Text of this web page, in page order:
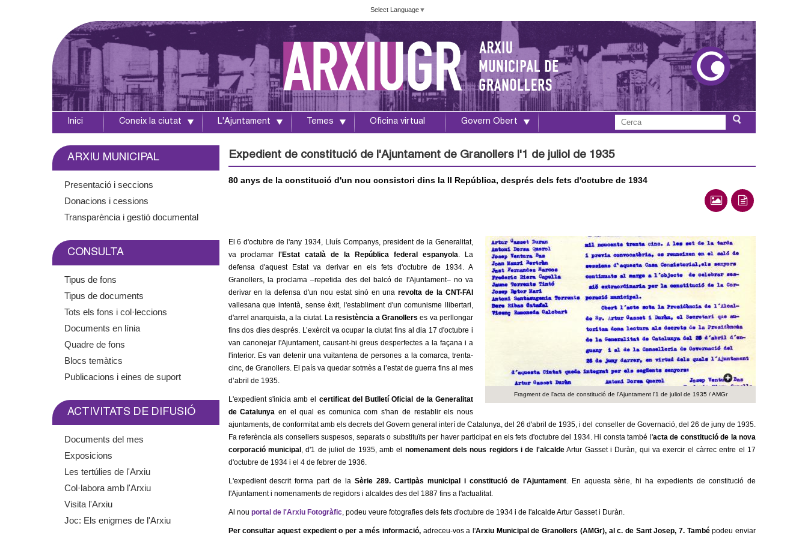
Vés
al
contingut
Select Language▼
j
a
m
e
Inici Coneix la ciutat L'Ajuntament Temes Oficina virtual Govern Obert
F
r
l
a
r
i
d
e
c
r
c
a
e
a
Expedient de constitució de l'Ajuntament de Granollers l'1 de juliol de 1935
80 anys de la constitució d'un nou consistori dins la II República, després dels fets d'octubre de 1934
Fragment de l'acta de constitució de l'Ajuntament l'1 de juliol de 1935 / AMGr
El 6 d'octubre de l'any 1934, Lluís Companys, president de la Generalitat,
va proclamar
l'Estat català de la República federal espanyola. La
defensa d'aquest Estat va derivar en els fets d'octubre de 1934. A
Granollers, la proclama –repetida des del balcó de l'Ajuntament– no va
derivar en la defensa d'un nou estat sinó en unarevolta de la CNT-FAI
vallesana que intentà, sense èxit, l'establiment d'un comunisme llibertari,
d'arrel anarquista, a la ciutat. Laresistència a Granollers es va perllongar
fins dos dies després. L’exèrcit va ocupar la ciutat fins al dia 17 d'octubre i
van canonejar l'Ajuntament, causant-hi greus desperfectes a la façana i a
l'interior. Es van detenir una vuitantena de persones a la comarca, trenta-
cinc, de Granollers. El país va quedar sotmès a l’estat de guerra fins al mes
d’abril de 1935.
L'expedient s'inicia amb el certificat del Butlletí Oficial de la Generalitat
de Catalunya en el qual es comunica com s'han de restablir els nous
ajuntaments, de conformitat amb els decrets del Govern general interí de Catalunya, del 26 d'abril de 1935, i del conseller de Governació, del 26 de juny de 1935.
Fa referència als consellers suspesos, separats o substituïts per haver participat en els fets d'octubre del 1934. Hi consta també l'acta de constitució de la nova
corporació municipal , d'1 de juliol de 1935, amb el nomenament dels nous regidors i de l'alcaldeArtur Gasset i Duràn, qui va exercir el càrrec entre el 17
d'octubre de 1934 i el 4 de febrer de 1936.
L'expedient descrit forma part de la Sèrie 289. Cartipàs municipal i constitució de l'Ajuntament. En aquesta sèrie, hi ha expedients de constitució de
l'Ajuntament i nomenaments de regidors i alcaldes des del 1887 fins a l'actualitat.
Al nou portal de l'Arxiu Fotogràfic, podeu veure fotografies dels fets d'octubre de 1934 i de l'alcalde Artur Gasset i Duràn.
Per consultar aquest expediento per a més informació, adreceu-vosa l'Arxiu Municipal de Granollers (AMGr), al c. de Sant Josep, 7.Tambépodeu enviar
ARXIU MUNICIPAL
Presentació i seccions
Donacions i cessions
Transparència i gestió documental
CONSULTA
Tipus de fons
Tipus de documents
Tots els fons i col·leccions
Documents en línia
Quadre de fons
Blocs temàtics
Publicacions i eines de suport
ACTIVITATS DE DIFUSIÓ
Documents del mes
Exposicions
Les tertúlies de l'Arxiu
Col·labora amb l'Arxiu
Visita l'Arxiu
Joc: Els enigmes de l'Arxiu